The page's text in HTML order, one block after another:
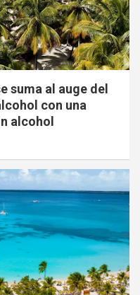
suma al auge del
con una
alcohol